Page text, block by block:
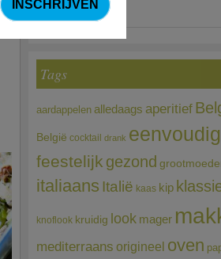
Tags
aardappelen alledaags aperitief
België cocktail drank eenvoudig
feestelijk gezond
italiaans Italië kaas kip
knoflook kruidig look mager
mediterraans origineel oven